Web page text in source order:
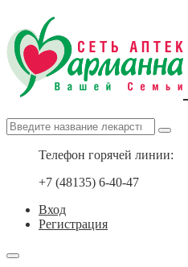
Телефон горячей линии:
+7 (48135) 6-40-47
Вход
Регистрация